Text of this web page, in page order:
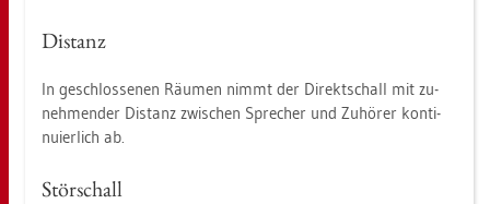
Dis­tanz
In ge­schlos­se­nen Räu­men nimmt der Di­rekt­schall mit zu­
neh­men­der Dis­tanz zwi­schen Spre­cher und Zu­hö­rer kon­ti­
nu­ier­lich ab.
Stör­schall